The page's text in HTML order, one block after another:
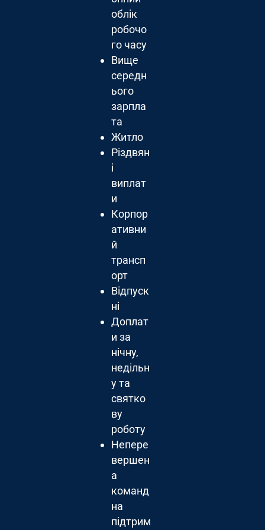
облік
робочо
го часу
Вище
середн
ього
зарпла
та
Житло
Різдвян
і
виплат
и
Корпор
ативни
й
трансп
орт
Відпуск
ні
Доплат
и за
нічну,
недільн
у та
святко
ву
роботу
Непере
вершен
а
команд
на
підтрим